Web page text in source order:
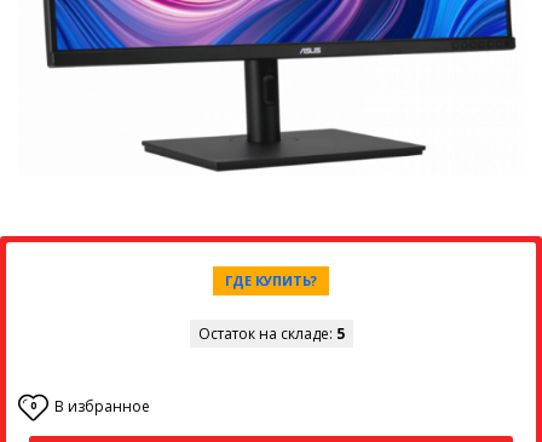
ГДЕ КУПИТЬ?
Остаток на складе: 5
0 В избранное